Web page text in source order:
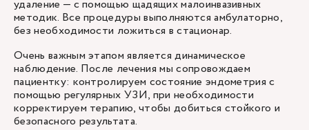
удаление — с помощью щадящих малоинвазивных
методик. Все процедуры выполняются амбулаторно,
без необходимости ложиться в стационар.
Очень важным этапом является динамическое
наблюдение. После лечения мы сопровождаем
пациентку: контролируем состояние эндометрия с
помощью регулярных УЗИ, при необходимости
корректируем терапию, чтобы добиться стойкого и
безопасного результата.